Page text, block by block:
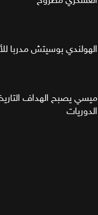
الهولندي بوسيتش مدربا
ميسي يصبح الهداف
الدوريات